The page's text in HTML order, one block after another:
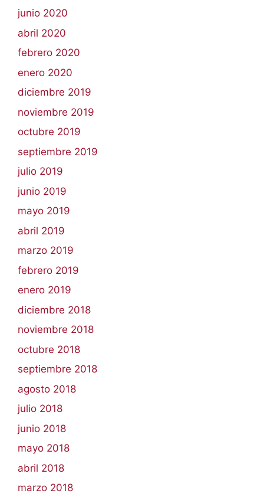
junio 2020
abril 2020
febrero 2020
enero 2020
diciembre 2019
noviembre 2019
octubre 2019
septiembre 2019
julio 2019
junio 2019
mayo 2019
abril 2019
marzo 2019
febrero 2019
enero 2019
diciembre 2018
noviembre 2018
octubre 2018
septiembre 2018
agosto 2018
julio 2018
junio 2018
mayo 2018
abril 2018
marzo 2018